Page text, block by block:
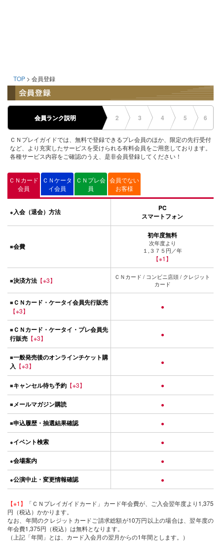
TOP > 会員登録
会員ランク説明 2 3 4 5 6
ＣＮプレイガイドでは、無料で登録できるプレ会員のほか、限定の先行受付
など、より充実したサービスを受けられる有料会員をご用意しております。
各種サービス内容をご確認のうえ、是非会員登録してください！
ＣＮカード
会員
ＣＮケータ
イ会員
ＣＮプレ会
員
会員でない
お客様
●入会（退会）方法
PC
スマートフォン
■会費
初年度無料
次年度より
１,３７５円／年
【※1】
■決済方法 【※3】
ＣＮカード / コンビニ店頭 / クレジット
カード
■ＣＮカード・ケータイ会員先行販売
【※3】
●
■ＣＮカード・ケータイ・プレ会員先
行販売 【※3】 ●
■一般発売後のオンラインチケット購
入 【※3】 ●
■キャンセル待ち予約 【※3】 ●
■メールマガジン購読 ●
■申込履歴・抽選結果確認 ●
●イベント検索 ●
●会場案内 ●
●公演中止・変更情報確認 ●
【※1】
「ＣＮプレイガイドカード」カード年会費が、ご入会翌年度より1,375
円（税込）かかります。
なお、年間のクレジットカードご請求総額が10万円以上の場合は、翌年度の
年会費1,375円（税込）は無料となります。
（上記「年間」とは、カード入会月の翌月からの1年間とします。）